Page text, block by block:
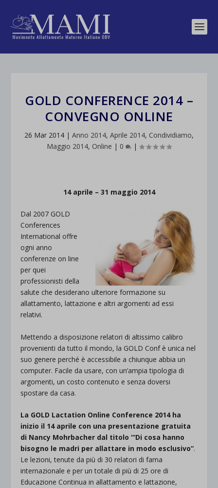
GOLD CONFERENCE 2014 –
CONVEGNO ONLINE
26 Mar 2014 | Anno 2014, Aprile 2014, Condividiamo,
Maggio 2014, Online | 0 |
14 aprile – 31 maggio 2014
Dal 2007 GOLD
Conferences
International offre
ogni anno
conferenze on line
per quei
professionisti della
salute che desiderano ulteriore formazione su
allattamento, lattazione e altri argomenti ad essi
relativi.
Mettendo a disposizione relatori di altissimo calibro
provenienti da tutto il mondo, la GOLD Conf è unica nel
suo genere perché è accessibile a chiunque abbia un
computer. Facile da usare, con un’ampia tipologia di
argomenti, un costo contenuto e senza doversi
spostare da casa.
La GOLD Lactation Online Conference 2014 ha
inizio il 14 aprile con una presentazione gratuita
di Nancy Mohrbacher dal titolo “‘Di cosa hanno
bisogno le madri per allattare in modo esclusivo”.
Le lezioni, tenute da più di 30 relatori di fama
internazionale e per un totale di più di 25 ore di
Educazione Continua in allattamento e lattazione,